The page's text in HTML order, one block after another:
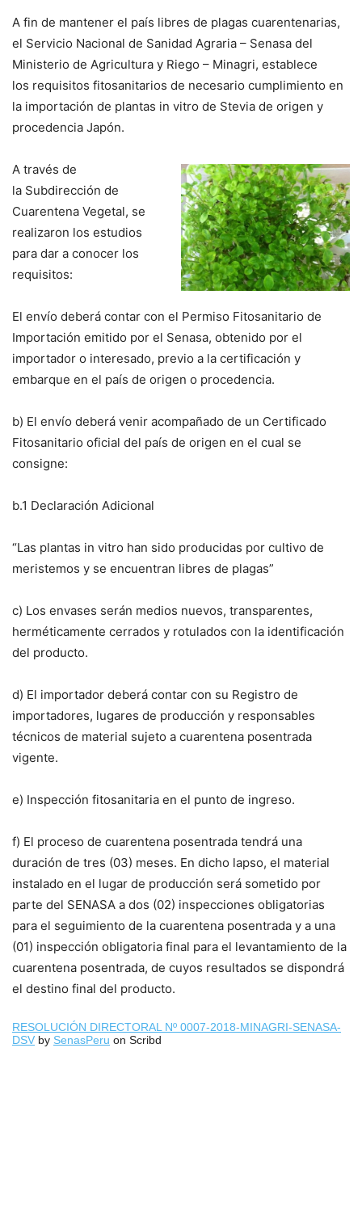
A fin de mantener el país libres de plagas cuarentenarias,
el Servicio Nacional de Sanidad Agraria – Senasa del
Ministerio de Agricultura y Riego – Minagri, establece
los requisitos fitosanitarios de necesario cumplimiento en
la importación de plantas in vitro de Stevia de origen y
procedencia Japón.
A través de
la Subdirección de
Cuarentena Vegetal, se
realizaron los estudios
para dar a conocer los
requisitos:
El envío deberá contar con el Permiso Fitosanitario de
Importación emitido por el Senasa, obtenido por el
importador o interesado, previo a la certificación y
embarque en el país de origen o procedencia.
b) El envío deberá venir acompañado de un Certificado
Fitosanitario oficial del país de origen en el cual se
consigne:
b.1 Declaración Adicional
“Las plantas in vitro han sido producidas por cultivo de
meristemos y se encuentran libres de plagas”
c) Los envases serán medios nuevos, transparentes,
herméticamente cerrados y rotulados con la identificación
del producto.
d) El importador deberá contar con su Registro de
importadores, lugares de producción y responsables
técnicos de material sujeto a cuarentena posentrada
vigente.
e) Inspección fitosanitaria en el punto de ingreso.
f) El proceso de cuarentena posentrada tendrá una
duración de tres (03) meses. En dicho lapso, el material
instalado en el lugar de producción será sometido por
parte del SENASA a dos (02) inspecciones obligatorias
para el seguimiento de la cuarentena posentrada y a una
(01) inspección obligatoria final para el levantamiento de la
cuarentena posentrada, de cuyos resultados se dispondrá
el destino final del producto.
RESOLUCIÓN DIRECTORAL Nº 0007-2018-MINAGRI-SENASA-
DSV by SenasPeru on Scribd